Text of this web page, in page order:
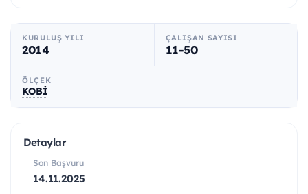
KURULUŞ YILI
2014
ÇALIŞAN SAYISI
11-50
ÖLÇEK
KOBİ
Detaylar
Son Başvuru
14.11.2025